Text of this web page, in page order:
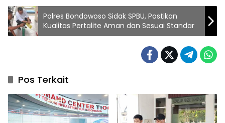
Polres Bondowoso Sidak SPBU, Pastikan
Kualitas Pertalite Aman dan Sesuai Standar
Pos Terkait